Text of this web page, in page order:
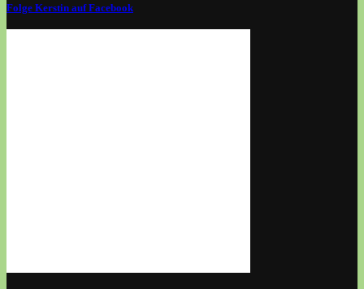
Folge Kerstin auf Facebook